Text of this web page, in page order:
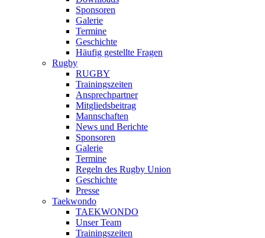
Sponsoren
Galerie
Termine
Geschichte
Häufig gestellte Fragen
Rugby
RUGBY
Trainingszeiten
Ansprechpartner
Mitgliedsbeitrag
Mannschaften
News und Berichte
Sponsoren
Galerie
Termine
Regeln des Rugby Union
Geschichte
Presse
Taekwondo
TAEKWONDO
Unser Team
Trainingszeiten